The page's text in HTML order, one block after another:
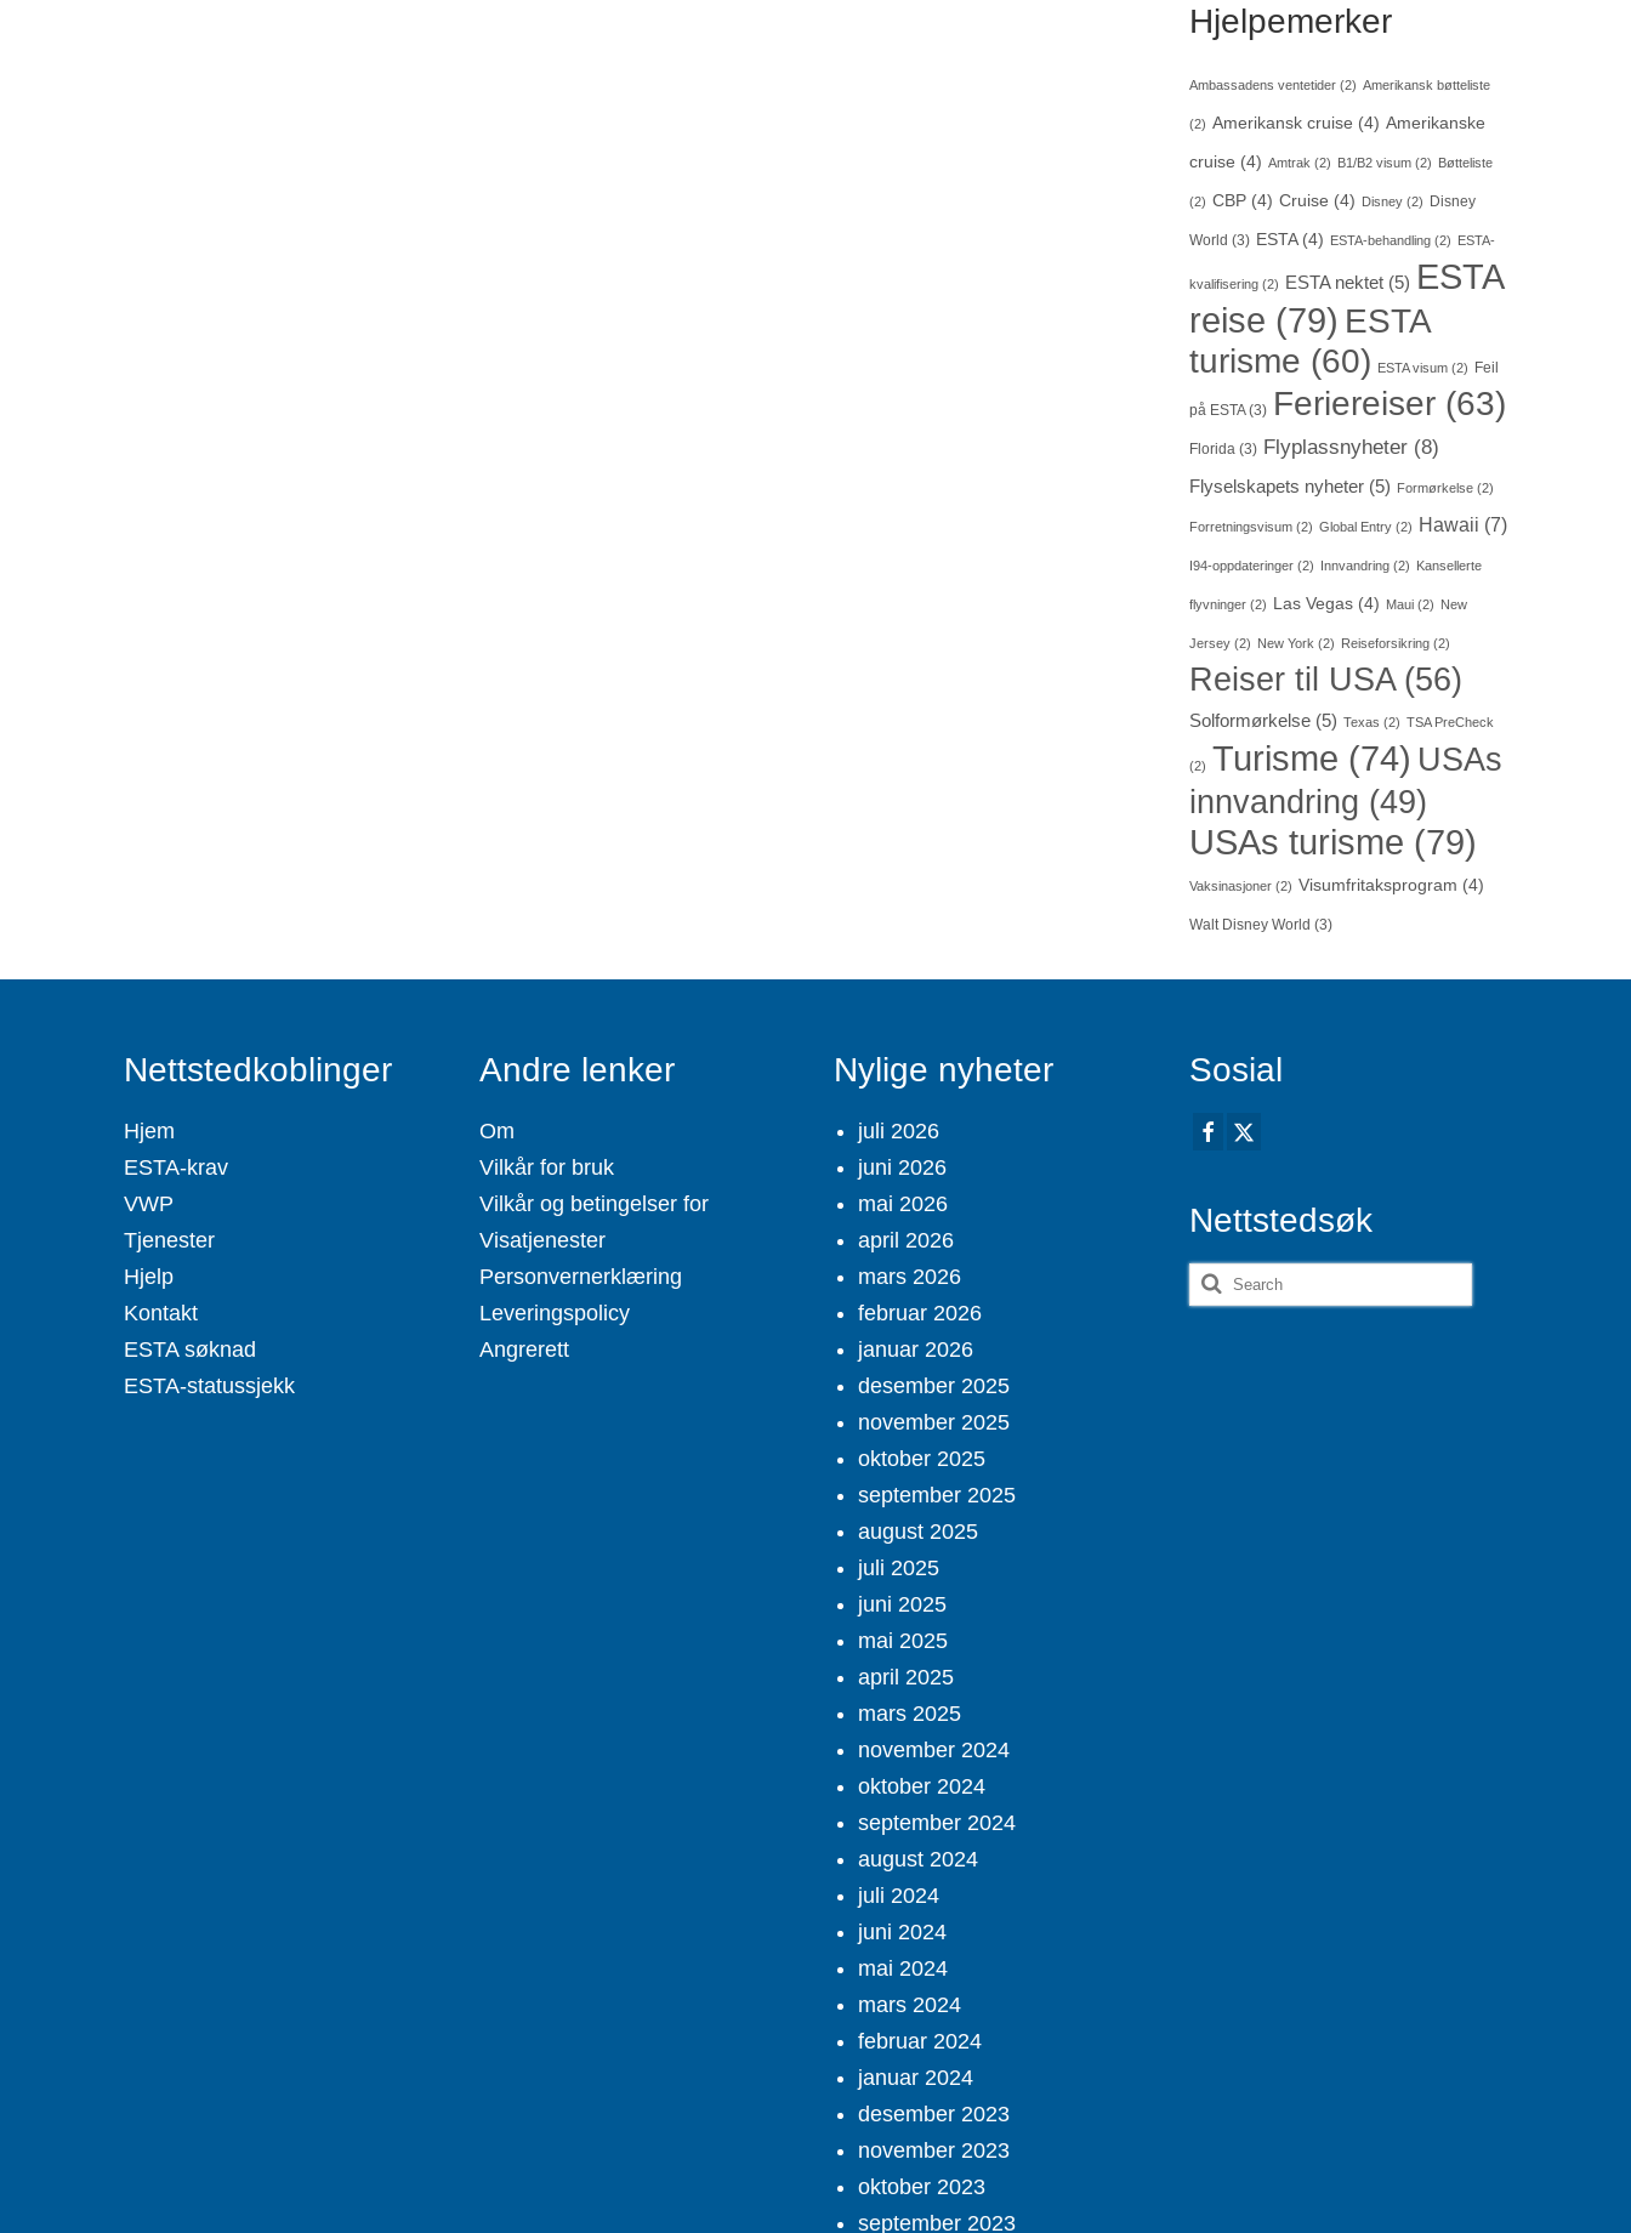
Hjelpemerker
Ambassadens ventetider(2) Amerikansk bøtteliste
(2) Amerikansk cruise (4) Amerikanske
cruise (4) Amtrak (2) B1/B2 visum(2) Bøtteliste
(2) CBP(4) Cruise (4) Disney(2) Disney
World (3) ESTA(4) ESTA-behandling(2) ESTA-
kvalifisering(2) ESTA nektet(5) ESTA
reise (79) ESTA
turisme (60) ESTA visum(2) Feil
på ESTA(3) Feriereiser(63)
Florida (3) Flyplassnyheter(8)
Flyselskapets nyheter(5) Formørkelse(2)
Forretningsvisum(2) Global Entry(2) Hawaii (7)
I94-oppdateringer(2) Innvandring(2) Kansellerte
flyvninger(2) Las Vegas(4) Maui(2) New
Jersey(2) New York (2) Reiseforsikring(2)
Reiser til USA(56)
Solformørkelse(5) Texas (2) TSA PreCheck
(2) Turisme (74) USAs
innvandring (49)
USAs turisme (79)
Vaksinasjoner(2) Visumfritaksprogram (4)
Walt Disney World (3)
Nettstedkoblinger
Hjem
ESTA-krav
VWP
Tjenester
Hjelp
Kontakt
ESTA søknad
ESTA-statussjekk
Andre lenker
Om
Vilkår for bruk
Vilkår og betingelser for
Visatjenester
Personvernerklæring
Leveringspolicy
Angrerett
Nylige nyheter
juli 2026
juni 2026
mai 2026
april 2026
mars 2026
februar 2026
januar 2026
desember 2025
november 2025
oktober 2025
september 2025
august 2025
juli 2025
juni 2025
mai 2025
april 2025
mars 2025
november 2024
oktober 2024
september 2024
august 2024
juli 2024
juni 2024
mai 2024
mars 2024
februar 2024
januar 2024
desember 2023
november 2023
oktober 2023
september 2023
Sosial
Nettstedsøk
Search
for: